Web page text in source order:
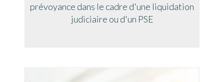
prévoyance dans le cadre d'une liquidation
judiciaire ou d'un PSE